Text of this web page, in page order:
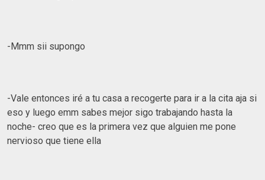
-Mmm sii supongo
-Vale entonces iré a tu casa a recogerte para ir a la cita aja si
eso y luego emm sabes mejor sigo trabajando hasta la
noche- creo que es la primera vez que alguien me pone
nervioso que tiene ella